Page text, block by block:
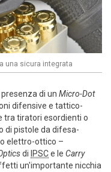
una sicura integrata
di un Micro-Dot
difensive e tattico-
tra tiratori esordienti o
di pistole da difesa-
elettro-ottico –
di IPSCe le Carry
un'importante nicchia